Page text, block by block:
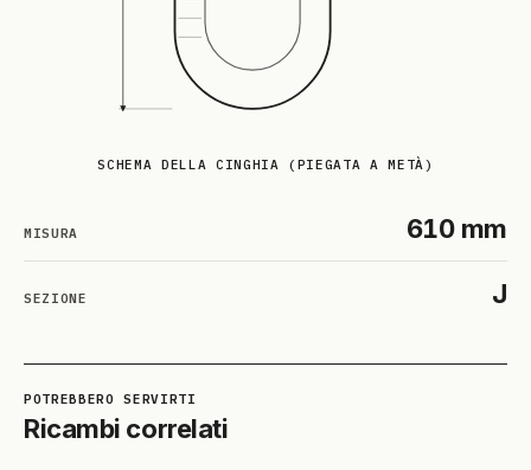
SCHEMA DELLA CINGHIA (PIEGATA A METÀ)
MISURA 610 mm
SEZIONE J
Ricambi correlati